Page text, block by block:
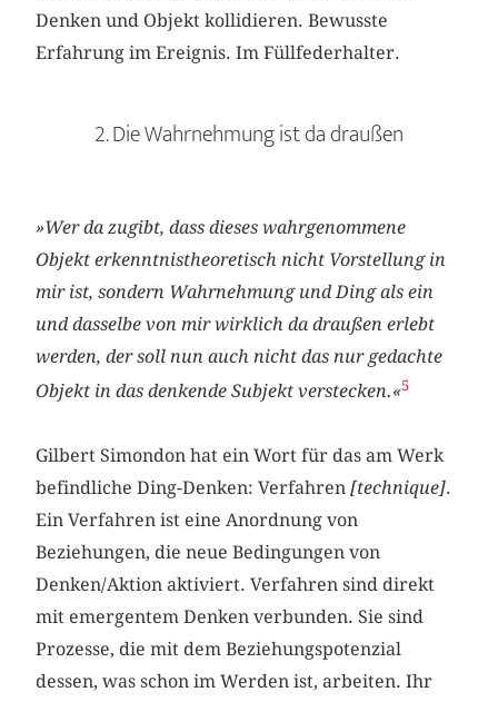
Denken und Objekt kollidieren. Bewusste
Erfahrung im Ereignis. Im Füllfederhalter.
2. Die Wahrnehmung ist da draußen
»Wer da zugibt, dass dieses wahrgenommene
Objekt erkenntnistheoretisch nicht Vorstellung in
mir ist, sondern Wahrnehmung und Ding als ein
und dasselbe von mir wirklich da draußen erlebt
werden, der soll nun auch nicht das nur gedachte
Objekt in das denkende Subjekt verstecken.«5
Gilbert Simondon hat ein Wort für das am Werk
befindliche Ding-Denken: Verfahren [technique].
Ein Verfahren ist eine Anordnung von
Beziehungen, die neue Bedingungen von
Denken/Aktion aktiviert. Verfahren sind direkt
mit emergentem Denken verbunden. Sie sind
Prozesse, die mit dem Beziehungspotenzial
dessen, was schon im Werden ist, arbeiten. Ihr